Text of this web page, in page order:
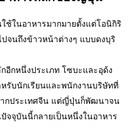
ช้ในอาหารมากมายตั้งแต่โอนิกิริ
ปจนถึงข้าวหน้าต่างๆ แบบดงบุริ
อีกหนึ่งประเภท โซบะและอุด้ง
รับนักเรียนและพนักงานบริษัทที่
ากประเทศจีน แต่ญี่ปุ่นก็พัฒนาจน
จจุบันนี้กลายเป็นหนึ่งในอาหาร